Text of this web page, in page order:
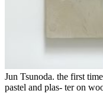
Jun Tsunoda. the first
pastel and plas- ter on